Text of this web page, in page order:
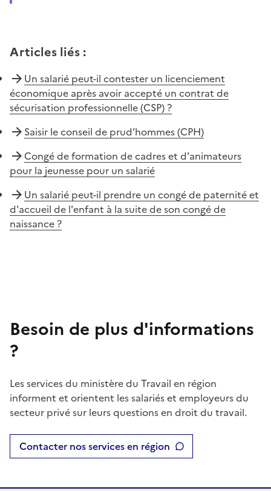
Articles liés :
Un salarié peut-il contester un licenciement
économique après avoir accepté un contrat de
sécurisation professionnelle (CSP) ?
Saisir le conseil de prud’hommes (CPH)
Congé de formation de cadres et d'animateurs
pour la jeunesse pour un salarié
Un salarié peut-il prendre un congé de paternité et
d'accueil de l'enfant à la suite de son congé de
naissance ?
Besoin de plus d'informations
?
Les services du ministère du Travail en région
informent et orientent les salariés et employeurs du
secteur privé sur leurs questions en droit du travail.
Contacter nos services en région